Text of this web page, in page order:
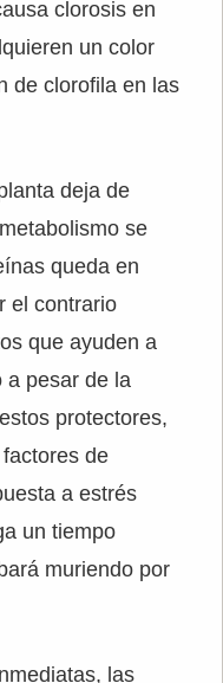
clorosis en
un color
de clorofila en las
deja de
se
queda en
el contrario
que ayuden a
a pesar de la
protectores,
de
a estrés
un tiempo
muriendo por
las